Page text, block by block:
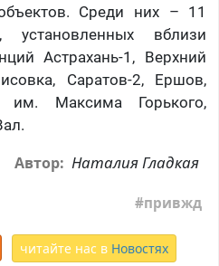
Среди них – 11
установленных вблизи
Астрахань-1, Верхний
Саратов-2, Ершов,
им. Максима Горького,
Автор: Наталия Гладкая
привжд
читайте нас в Новостях